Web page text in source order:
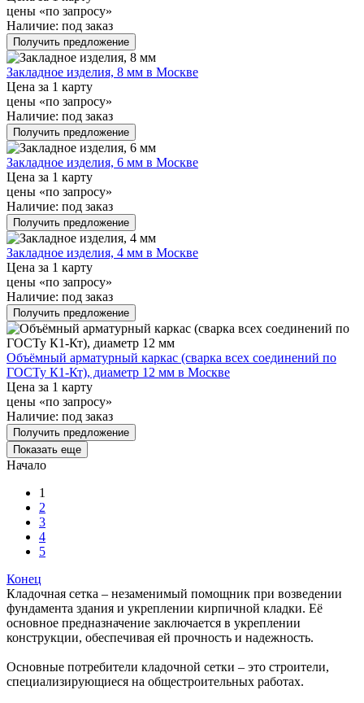
цены «по запросу»
Наличие: под заказ
Получить предложение
Закладное изделия, 8 мм в Москве
Цена за 1 карту
цены «по запросу»
Наличие: под заказ
Получить предложение
Закладное изделия, 6 мм в Москве
Цена за 1 карту
цены «по запросу»
Наличие: под заказ
Получить предложение
Закладное изделия, 4 мм в Москве
Цена за 1 карту
цены «по запросу»
Наличие: под заказ
Получить предложение
Объёмный арматурный каркас (сварка всех соединений по
ГОСТу К1-Кт), диаметр 12 мм в Москве
Цена за 1 карту
цены «по запросу»
Наличие: под заказ
Получить предложение
Показать еще
Начало
1
2
3
4
5
Конец
Кладочная сетка – незаменимый помощник при возведении
фундамента здания и укреплении кирпичной кладки. Её
основное предназначение заключается в укреплении
конструкции, обеспечивая ей прочность и надежность.
Основные потребители кладочной сетки – это строители,
специализирующиеся на общестроительных работах.